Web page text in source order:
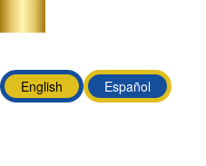
English Español